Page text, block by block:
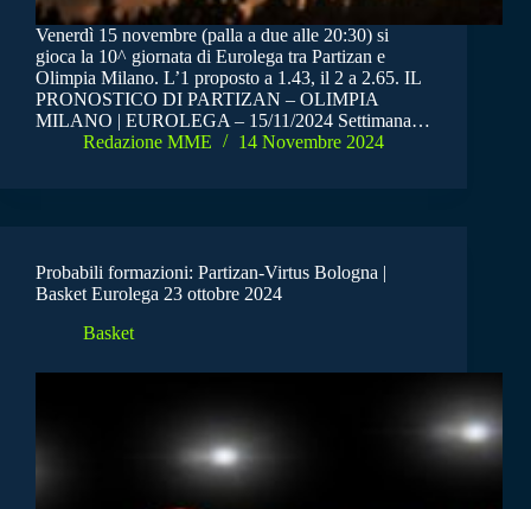
Venerdì 15 novembre (palla a due alle 20:30) si
gioca la 10^ giornata di Eurolega tra Partizan e
Olimpia Milano. L’1 proposto a 1.43, il 2 a 2.65. IL
PRONOSTICO DI PARTIZAN – OLIMPIA
MILANO | EUROLEGA – 15/11/2024 Settimana…
Redazione MME
14 Novembre 2024
Probabili formazioni: Partizan-Virtus Bologna |
Basket Eurolega 23 ottobre 2024
Basket